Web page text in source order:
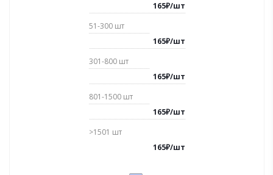
165₽/шт
51-300 шт
165₽/шт
301-800 шт
165₽/шт
801-1500 шт
165₽/шт
>1501 шт
165₽/шт